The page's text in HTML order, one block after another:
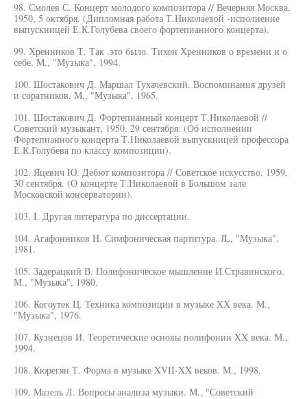
98. Смолев С. Концерт молодого композитора // Вечерняя Москва,
1950, 5 октября. (Дипломная работа Т.Николаевой -исполнение
выпускницей Е.К.Голубева своего фортепианного концерта).
99. Хренников Т. Так .это было. Тихон Хренников о времени и о
себе. М., "Музыка", 1994.
100. Шостакович Д. Маршал Тухачевский. Воспоминания друзей
и соратников. М., "Музыка", 1965.
101. Шостакович Д. Фортепианный концерт Т.Николаевой //
Советский музыкант, 1950, 29 сентября. (Об исполнении
Фортепианного концерта Т.Николаевой выпускницей профессора
Е.К.Голубева по классу композиции).
102. Яцевич Ю. Дебют композитора // Советское искусство, 1959,
30 сентября. (О концерте Т.Николаевой в Большом зале
Московской консерватории).
103. I. Другая литература по диссертации.
104. Агафонников Н. Симфоническая партитура. JL, "Музыка",
1981.
105. Задерацкий В. Полифоническое мышление И.Стравинского.
М., "Музыка", 1980.
106. Когоутек Ц. Техника композиции в музыке XX века. М.,
"Музыка", 1976.
107. Кузнецов И. Теоретические основы полифонии XX века. М.,
1994.
108. Кюрегян Т. Форма в музыке XVII-XX веков. М., 1998.
109. Мазель Л. Вопросы анализа музыки. М., "Советский